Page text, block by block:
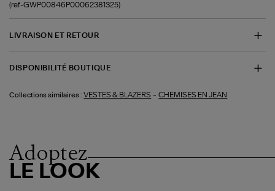
(ref-GWP00846P00062381325)
LIVRAISON ET RETOUR
DISPONIBILITÉ BOUTIQUE
Collections similaires : VESTES & BLAZERS -CHEMISES EN JEAN
Adoptez
LE LOOK